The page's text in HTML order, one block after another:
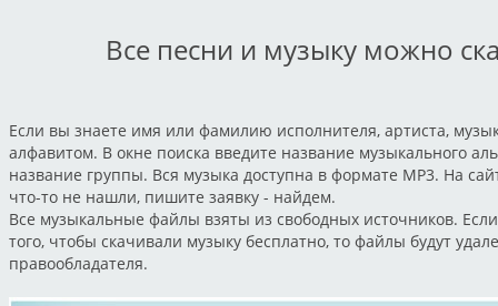
Все песни и музыку можно
Если вы знаете имя или фамилию исполнителя, артиста,
алфавитом. В окне поиска введите название музыкального
название группы. Вся музыка доступна в формате MP3. На
что-то не нашли, пишите заявку - найдем.
Все музыкальные файлы взяты из свободных источников.
того, чтобы скачивали музыку бесплатно, то файлы будут
правообладателя.